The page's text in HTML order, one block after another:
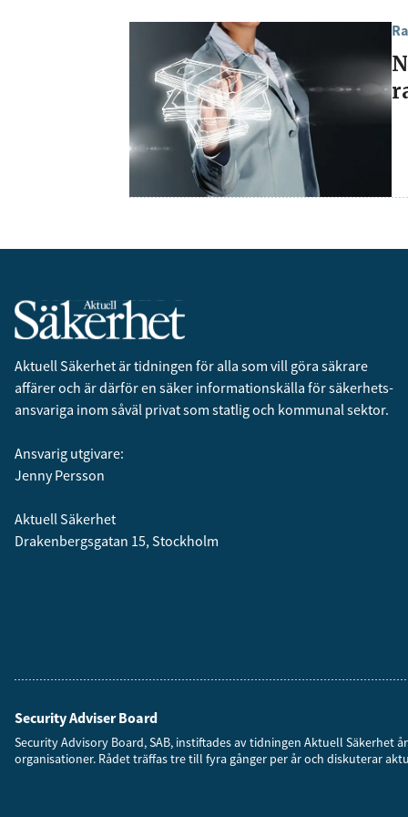
Aktuell Säkerhet är tidningen för alla som vill göra säkrare
affärer och är därför en säker informationskälla för säkerhets­
ansvariga inom såväl privat som statlig och kommunal sektor.
Ansvarig utgivare:
Jenny Persson
Aktuell Säkerhet
Drakenbergsgatan 15, Stockholm
Security Adviser Board
Security Advisory Board, SAB, instiftades av tidningen Aktuell Säkerhet
organisationer. Rådet träffas tre till fyra gånger per år och diskuterar